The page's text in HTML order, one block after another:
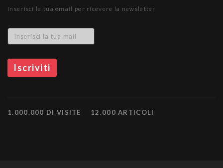
Inserisci la tua email per ricevere la newsletter
1.000.000 DI VISITE 12.000 ARTICOLI